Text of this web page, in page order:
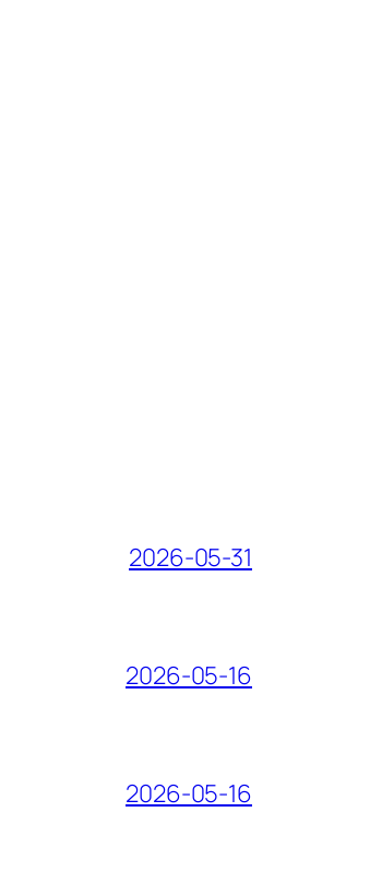
2026-05-31
2026-05-16
2026-05-16